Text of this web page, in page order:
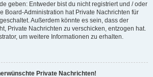
geben: Entweder bist du nicht registriert und / oder
Board-Administration hat Private Nachrichten für
Außerdem könnte es sein, dass der
Private Nachrichten zu verschicken, entzogen hat.
um weitere Informationen zu erhalten.
Private Nachrichten!